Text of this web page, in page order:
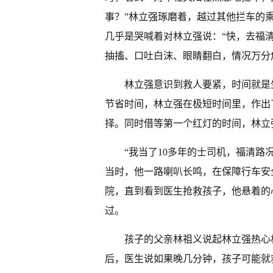
事？”林立强琢磨着，越过其他拦车的
几乎是哭喊着对林立强说：“快，去福
抽搐、口吐白沫、眼睛翻白，情况万分
林立强意识到救人要紧，时间就
节省时间，林立强在极短时间里，作
择。同时借等第一个红灯的时间，林
“我当了10多年的士司机，福清路
当时，他一路喇叭长鸣，在保障行车
院，直到看到医生抢救孩子，他悬着
过。
孩子的父亲林祖义说起林立强热
后，医生说如果晚几分钟，孩子可能